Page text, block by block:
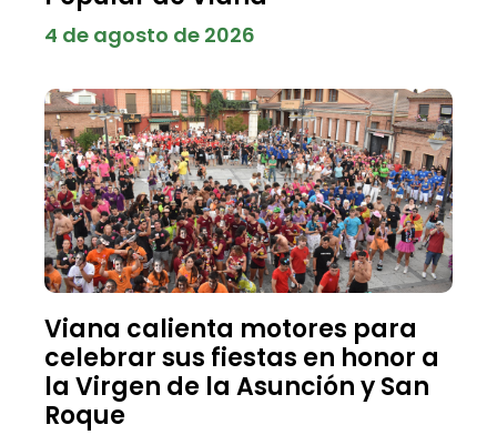
4 de agosto de 2026
Viana calienta motores para
celebrar sus fiestas en honor a
la Virgen de la Asunción y San
Roque